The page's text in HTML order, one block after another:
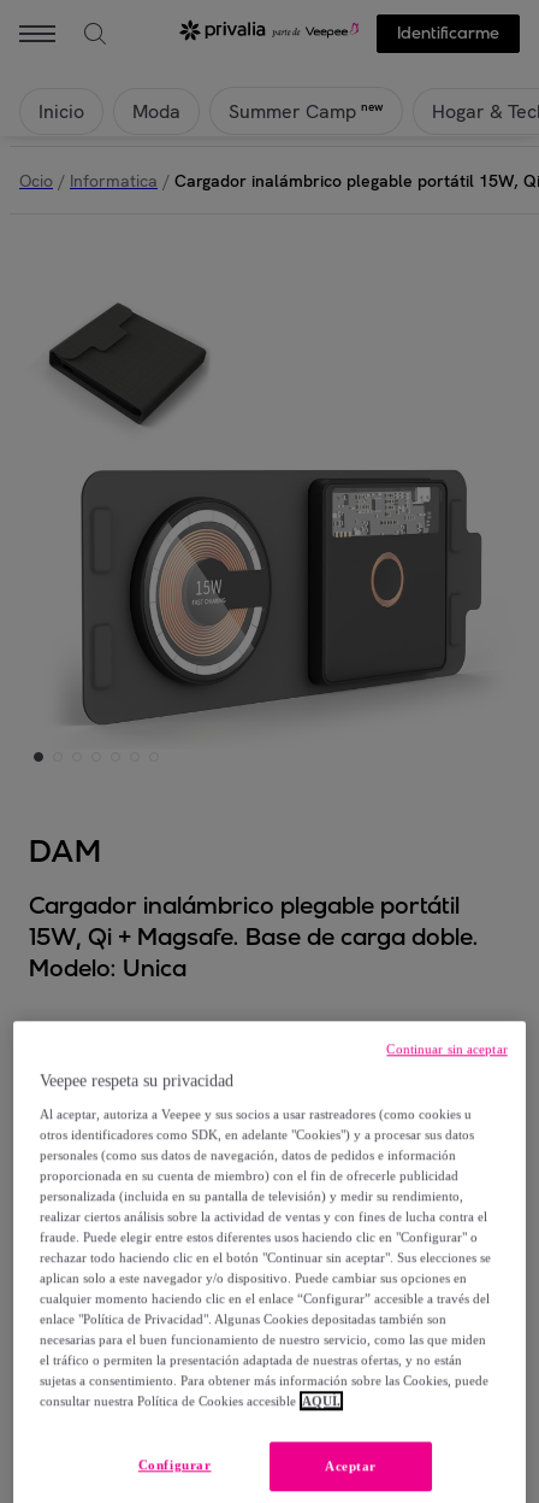
Identificarme
Inicio Moda Summer Camp new Hogar &
Ocio / Informatica / Cargador inalámbrico plegable portátil 15W,
DAM
Cargador inalámbrico plegable portátil
15W, Qi + Magsafe. Base de carga doble.
Modelo: Unica
50,99 €
159,00 €
-67%
Posible recogida de tu antiguo producto,ver condiciones
Vendido porEMPRENDIMIENTOS URBANOS
Están agotándose
Veepee respeta su privacidad
Al aceptar, autoriza a Veepee y sus socios a usar rastreadores (como cookies u
otros identificadores como SDK, en adelante "Cookies") y a procesar sus datos
personales (como sus datos de navegación, datos de pedidos e información
proporcionada en su cuenta de miembro) con el fin de ofrecerle publicidad
personalizada (incluida en su pantalla de televisión) y medir su rendimiento,
realizar ciertos análisis sobre la actividad de ventas y con fines de lucha contra el
fraude. Puede elegir entre estos diferentes usos haciendo clic en "Configurar" o
rechazar todo haciendo clic en el botón "Continuar sin aceptar". Sus elecciones se
aplican solo a este navegador y/o dispositivo. Puede cambiar sus opciones en
cualquier momento haciendo clic en el enlace “Configurar” accesible a través del
enlace "Política de Privacidad". Algunas Cookies depositadas también son
necesarias para el buen funcionamiento de nuestro servicio, como las que miden
el tráfico o permiten la presentación adaptada de nuestras ofertas, y no están
sujetas a consentimiento. Para obtener más información sobre las Cookies, puede
consultar nuestra Política de Cookies accesible AQUÍ.
Aceptar
Configurar
Continuar sin aceptar